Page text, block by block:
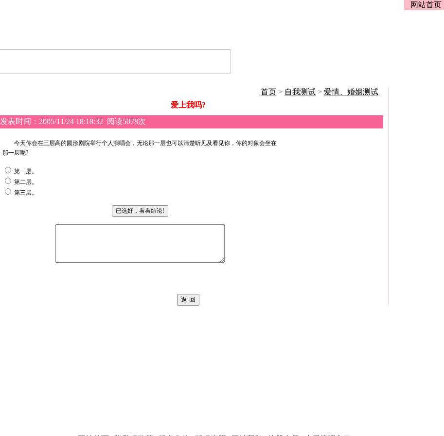
网站首页
首页 > 自我测试 > 爱情、婚姻测试
爱上我吗?
发表时间： 2005/11/24 18:18:32 阅读5078次
今天你会在三层高的圆形剧院举行个人演唱会，无论那一层也可以清楚听见及看见你，你的对象会坐在
那一层呢?
第一层。
第二层。
第三层。